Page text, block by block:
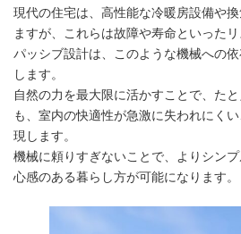
現代の住宅は、高性能な冷暖房設備や
ますが、これらは故障や寿命といったリ
パッシブ設計は、このような機械への
します。
自然の力を最大限に活かすことで、た
も、室内の快適性が急激に失われにく
現します。
機械に頼りすぎないことで、よりシン
心感のある暮らし方が可能になります。